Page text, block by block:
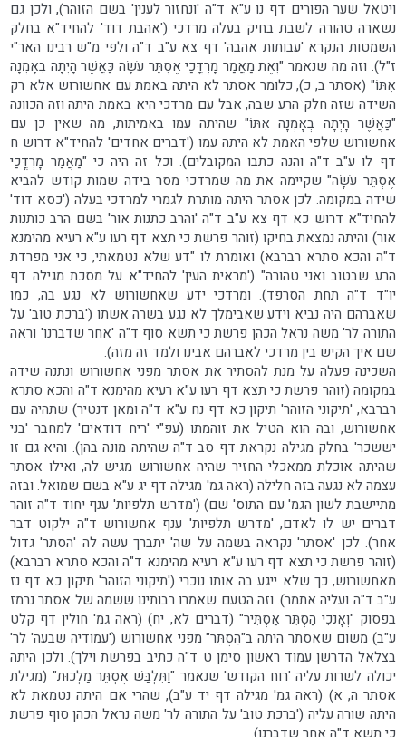
ויטאל שער הפורים דף נו ע"א ד"ה 'ונחזור לענין' בשם הזוהר), ולכן גם
נשארה טהורה לשבת בחיק בעלה מרדכי ('אהבת דוד' להחיד"א בחלק
השמטות הנקרא 'עבותות אהבה' דף צא ע"ב ד"ה ולפי מ"ש רבינו האר"י
ז"ל). וזה מה שנאמר "וְאֶת מַאֲמַר מָרְדֳּכַי אֶסְתֵּר עֹשָׂה כַּאֲשֶׁר הָיְתָה בְאָמְנָה
אִתּוֹ" (אסתר ב, כ), כלומר אסתר לא היתה באמת עם אחשורוש אלא רק
השידה שזה חלק הרע שבה, אבל עם מרדכי היא באמת היתה וזה הכוונה
"כַּאֲשֶׁר הָיְתָה בְאָמְנָה אִתּוֹ" שהיתה עמו באמיתות, מה שאין כן עם
אחשורוש שלפי האמת לא היתה עמו ('דברים אחדים' להחיד"א דרוש ח
דף לו ע"ב ד"ה והנה כתבו המקובלים). וכל זה היה כי "מַאֲמַר מָרְדֳּכַי
אֶסְתֵּר עֹשָׂה" שקיימה את מה שמרדכי מסר בידה שמות קודש להביא
שידה במקומה. לכן אסתר היתה מותרת לגמרי למרדכי בעלה ('כסא דוד'
להחיד"א דרוש כא דף צא ע"ב ד"ה 'והרב כתנות אור' בשם הרב כותנות
אור) והיתה נמצאת בחיקו (זוהר פרשת כי תצא דף רעו ע"א רעיא מהימנא
ד"ה והכא סתרא רברבא) ואומרת לו "דע שלא נטמאתי, כי אני מפרדת
הרע שבטוב ואני טהורה" ('מראית העין' להחיד"א על מסכת מגילה דף
יו"ד ד"ה תחת הסרפד). ומרדכי ידע שאחשורוש לא נגע בה, כמו
שאברהם היה נביא וידע שאבימלך לא נגע בשרה אשתו ('ברכת טוב' על
התורה לר' משה נראל הכהן פרשת כי תשא סוף ד"ה 'אחר שדברנו' וראה
שם איך הקיש בין מרדכי לאברהם אבינו ולמד זה מזה).
השכינה פעלה על מנת להסתיר את אסתר מפני אחשורוש ונתנה שידה
במקומה (זוהר פרשת כי תצא דף רעו ע"א רעיא מהימנא ד"ה והכא סתרא
רברבא, 'תיקוני הזוהר' תיקון כא דף נח ע"א ד"ה ומאן דנטיר) שתהיה עם
אחשורוש, ובה הוא הטיל את זוהמתו (עפ"י 'ריח דודאים' למחבר 'בני
יששכר' בחלק מגילה נקראת דף סב ד"ה שהיתה מונה בהן). והיא גם זו
שהיתה אוכלת ממאכלי החזיר שהיה אחשורוש מגיש לה, ואילו אסתר
עצמה לא נגעה בזה חלילה (ראה גמ' מגילה דף יג ע"א בשם שמואל. ובזה
מתיישבת לשון הגמ' עם התוס' שם) ('מדרש תלפיות' ענף יחוד ד"ה זוהר
דברים יש לו לאדם, 'מדרש תלפיות' ענף אחשורוש ד"ה ילקוט דבר
אחר). לכן 'אסתר' נקראה בשמה על שה' יתברך עשה לה 'הסתר' גדול
(זוהר פרשת כי תצא דף רעו ע"א רעיא מהימנא ד"ה והכא סתרא רברבא)
מאחשורוש, כך שלא ייגע בה אותו נוכרי ('תיקוני הזוהר' תיקון כא דף נז
ע"ב ד"ה ועליה אתמר). וזה הטעם שאמרו רבותינו ששמה של אסתר נרמז
בפסוק "וְאָנֹכִי הַסְתֵּר אַסְתִּיר" (דברים לא, יח) (ראה גמ' חולין דף קלט
ע"ב) משום שאסתר היתה ב"הַסְתֵּר" מפני אחשורוש ('עמודיה שבעה' לר'
בצלאל הדרשן עמוד ראשון סימן ט ד"ה כתיב בפרשת וילך). ולכן היתה
יכולה לשרות עליה 'רוח הקודש' שנאמר "וַתִּלְבַּשׁ אֶסְתֵּר מַלְכוּת" (מגילת
אסתר ה, א) (ראה גמ' מגילה דף יד ע"ב), שהרי אם היתה נטמאת לא
היתה שורה עליה ('ברכת טוב' על התורה לר' משה נראל הכהן סוף פרשת